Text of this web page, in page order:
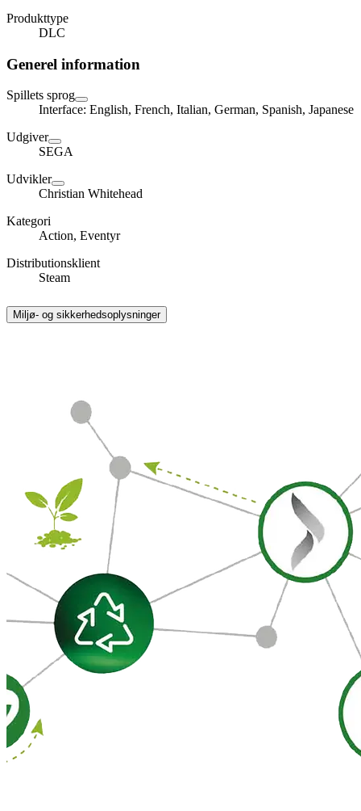
Produkttype
DLC
Generel information
Spillets sprog
Interface: English, French, Italian, German, Spanish, Japanese
Udgiver
SEGA
Udvikler
Christian Whitehead
Kategori
Action, Eventyr
Distributionsklient
Steam
Miljø- og sikkerhedsoplysninger